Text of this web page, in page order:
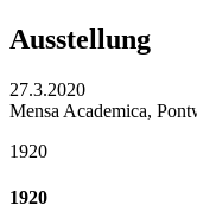
Ausstellung
27.3.2020
Mensa Academica,
1920
1920